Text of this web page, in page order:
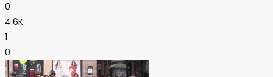
0
4.6K
1
0